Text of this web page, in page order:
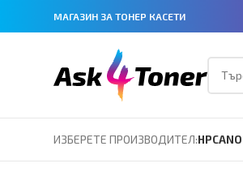
МАГАЗИН ЗА ТОНЕР КАСЕТИ
ИЗБЕРЕТЕ ПРОИЗВОДИТЕЛ:HP